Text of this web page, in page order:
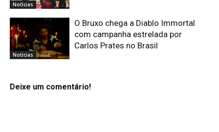
Notícias
Notícias
O Bruxo chega a Diablo Immortal
com campanha estrelada por
Carlos Prates no Brasil
Deixe um comentário!